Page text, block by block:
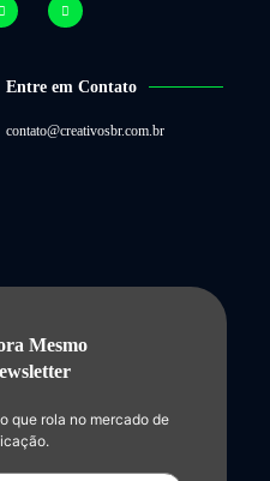
Entre em Contato
contato@creativosbr.com.br
Mesmo
que rola no mercado de